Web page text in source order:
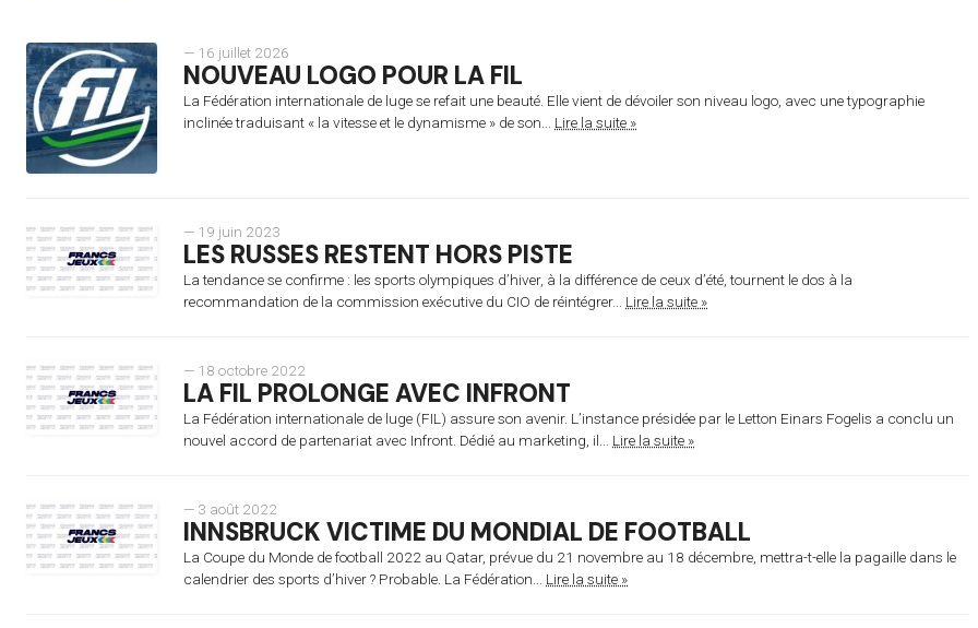
— 16 juillet 2026
NOUVEAU LOGO POUR LA FIL
La Fédération internationale de luge se refait une beauté. Elle vient de dévoiler son niveau logo, avec une typographie
inclinée traduisant « la vitesse et le dynamisme » de son... Lire la suite »
— 19 juin 2023
LES RUSSES RESTENT HORS PISTE
La tendance se confirme : les sports olympiques d’hiver, à la différence de ceux d’été, tournent le dos à la
recommandation de la commission exécutive du CIO de réintégrer... Lire la suite »
— 18 octobre 2022
LA FIL PROLONGE AVEC INFRONT
La Fédération internationale de luge (FIL) assure son avenir. L’instance présidée par le Letton Einars Fogelis a conclu un
nouvel accord de partenariat avec Infront. Dédié au marketing, il... Lire la suite »
— 3 août 2022
INNSBRUCK VICTIME DU MONDIAL DE FOOTBALL
La Coupe du Monde de football 2022 au Qatar, prévue du 21 novembre au 18 décembre, mettra-t-elle la pagaille dans le
calendrier des sports d’hiver ? Probable. La Fédération... Lire la suite »